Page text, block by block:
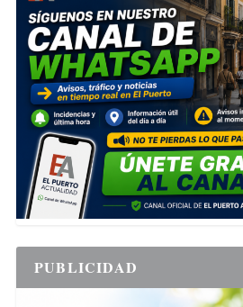
PUBLICIDAD